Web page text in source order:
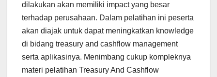
dilakukan akan memiliki impact yang besar
terhadap perusahaan. Dalam pelatihan ini peserta
akan diajak untuk dapat meningkatkan knowledge
di bidang treasury and cashflow management
serta aplikasinya. Menimbang cukup kompleknya
materi pelatihan Treasury And Cashflow